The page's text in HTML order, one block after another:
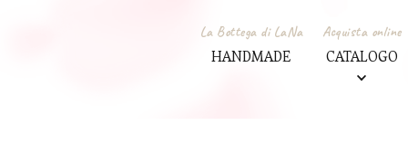
La Bottega di LaNa
HANDMADE
Acquista online
CATALOGO